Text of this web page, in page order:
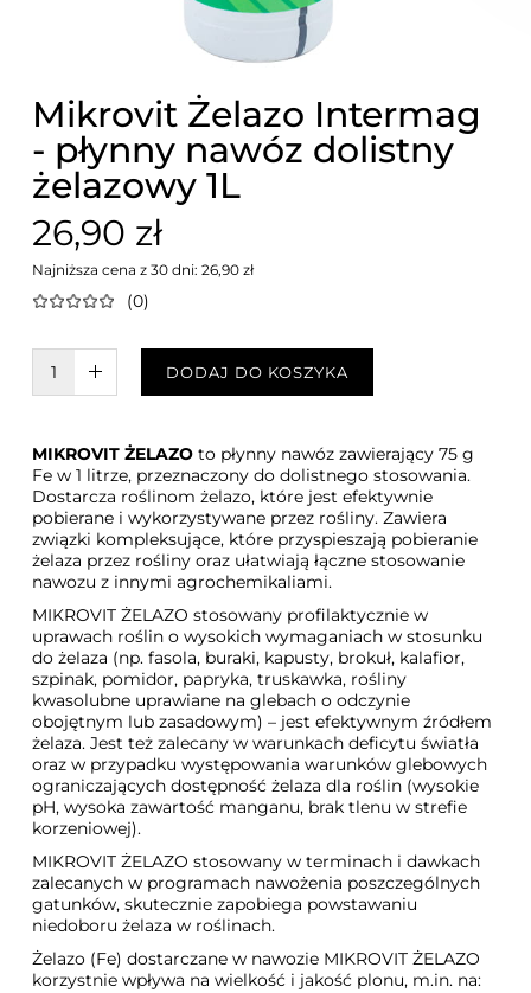
Mikrovit Żelazo Intermag
- płynny nawóz dolistny
żelazowy 1L
26,90 zł
Najniższa cena z 30 dni: 26,90 zł
(0)
W KOSZYKU :)DODAJ DO KOSZYKA
MIKROVIT ŻELAZO to płynny nawóz zawierający 75 g
Fe w 1 litrze, przeznaczony do dolistnego stosowania.
Dostarcza roślinom żelazo, które jest efektywnie
pobierane i wykorzystywane przez rośliny. Zawiera
związki kompleksujące, które przyspieszają pobieranie
żelaza przez rośliny oraz ułatwiają łączne stosowanie
nawozu z innymi agrochemikaliami.
MIKROVIT ŻELAZO stosowany profilaktycznie w
uprawach roślin o wysokich wymaganiach w stosunku
do żelaza (np. fasola, buraki, kapusty, brokuł, kalafior,
szpinak, pomidor, papryka, truskawka, rośliny
kwasolubne uprawiane na glebach o odczynie
obojętnym lub zasadowym) – jest efektywnym źródłem
żelaza. Jest też zalecany w warunkach deficytu światła
oraz w przypadku występowania warunków glebowych
ograniczających dostępność żelaza dla roślin (wysokie
pH, wysoka zawartość manganu, brak tlenu w strefie
korzeniowej).
MIKROVIT ŻELAZO stosowany w terminach i dawkach
zalecanych w programach nawożenia poszczególnych
gatunków, skutecznie zapobiega powstawaniu
niedoboru żelaza w roślinach.
Żelazo (Fe) dostarczane w nawozie MIKROVIT ŻELAZO
korzystnie wpływa na wielkość i jakość plonu, m.in. na: